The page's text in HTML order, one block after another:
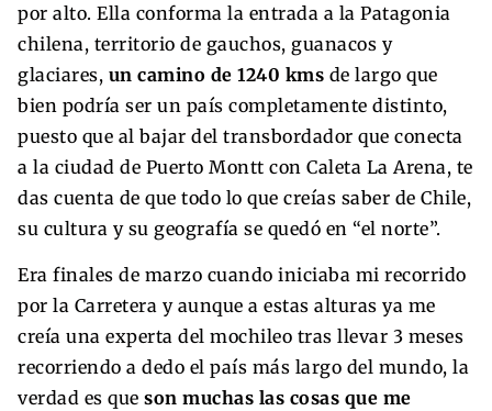
por alto. Ella conforma la entrada a la Patagonia
chilena, territorio de gauchos, guanacos y
glaciares, un camino de 1240 kms de largo que
bien podría ser un país completamente distinto,
puesto que al bajar del transbordador que conecta
a la ciudad de Puerto Montt con Caleta La Arena, te
das cuenta de que todo lo que creías saber de Chile,
su cultura y su geografía se quedó en “el norte”.
Era finales de marzo cuando iniciaba mi recorrido
por la Carretera y aunque a estas alturas ya me
creía una experta del mochileo tras llevar 3 meses
recorriendo a dedo el país más largo del mundo, la
verdad es que son muchas las cosas que me